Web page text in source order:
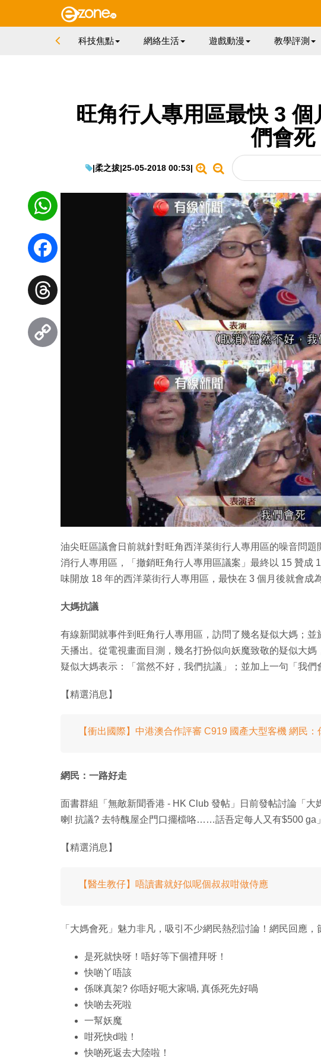
科技焦點 網絡生活 遊戲動漫 教學評測
旺角行人專用區最快 3
們會死
|柔之拔|25-05-2018 00:53|
油尖旺區議會日前就針對旺角西洋菜街行人專用區的噪音問
消行人專用區，「撤銷旺角行人專用區議案」最終以 15 贊成
味開放 18 年的西洋菜街行人專用區，最快在 3 個月後就會成
大媽抗議
有線新聞就事件到旺角行人專用區，訪問了幾名疑似大媽；
天播出。從電視畫面目測，幾名打扮似向妖魔致敬的疑似大媽
疑似大媽表示：「當然不好，我們抗議」；並加上一句「我們
【精選消息】
【衝出國際】中港澳合作評審 C919 國產大型客機 網民
網民：一路好走
面書群組「無敵新聞香港 - HK Club 發帖」日前發帖討論「
喇! 抗議? 去特醜屋企門口擺檔咯……話吾定每人又有$500 ga」
【精選消息】
【醫生教仔】唔讀書就好似呢個叔叔咁做侍應
「大媽會死」魅力非凡，吸引不少網民熱烈討論！網民回應，
是死就快呀！唔好等下個禮拜呀！
快啲丫唔該
係咪真架? 你唔好呃大家喎, 真係死先好喎
快啲去死啦
一幫妖魔
咁死快d啦！
快啲死返去大陸啦！
WhatsApp
Facebook
Threads